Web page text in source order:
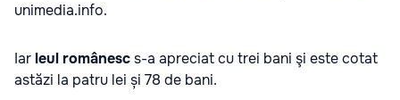
unimedia.info.
Iarleul românescs-a apreciat cu trei bani şi este cotat
astăzi la patru lei și 78 de bani.